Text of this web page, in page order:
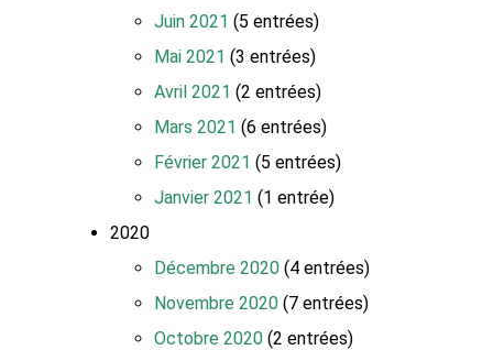
Juin 2021 (5 entrées)
Mai 2021 (3 entrées)
Avril 2021 (2 entrées)
Mars 2021 (6 entrées)
Février 2021 (5 entrées)
Janvier 2021 (1 entrée)
2020
Décembre 2020 (4 entrées)
Novembre 2020 (7 entrées)
Octobre 2020 (2 entrées)